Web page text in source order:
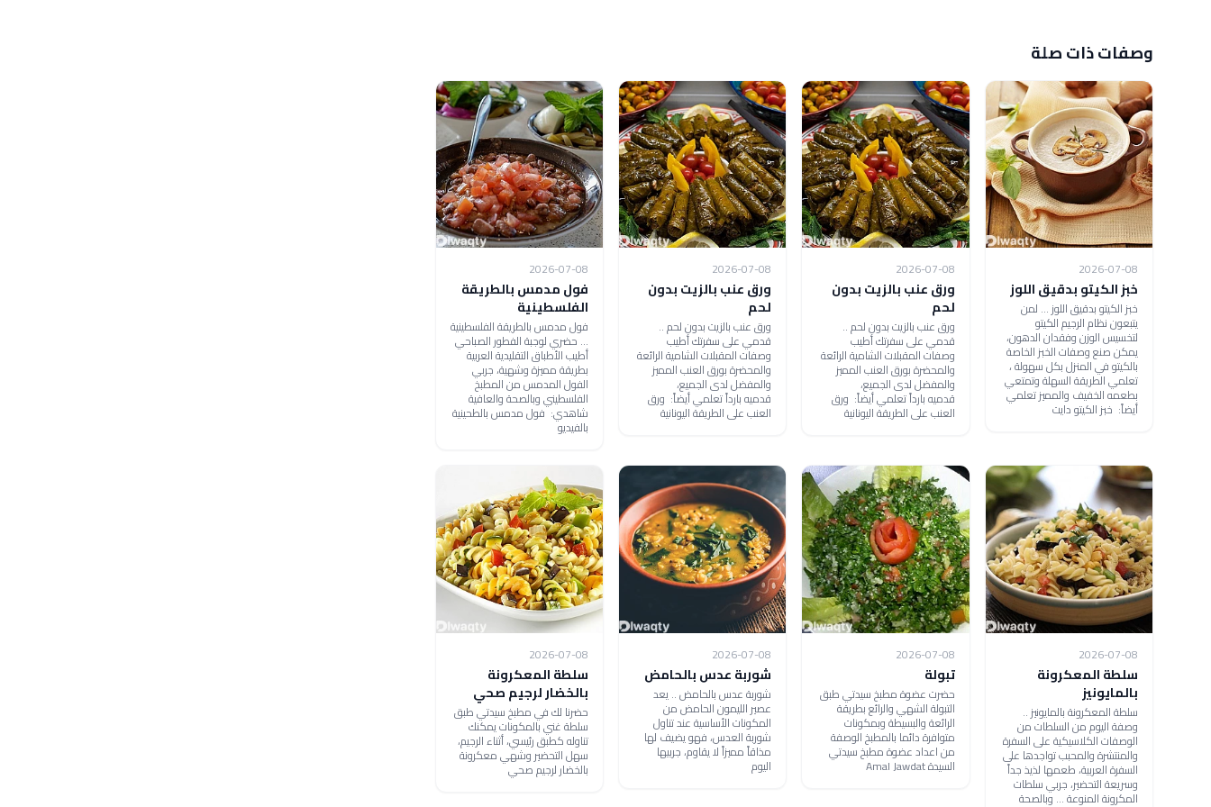
وصفات ذات صلة
2026-07-08
خبز الكيتو بدقيق اللوز
خبز الكيتو بدقيق اللوز ... لمن
يتبعون نظام الرجيم الكيتو
لتخسيس الوزن وفقدان الدهون،
يمكن صنع وصفات الخبز الخاصة
بالكيتو في المنزل بكل سهولة ،
تعلمي الطريقة السهلة وتمتعي
بطعمه الخفيف والمميز تعلمي
أيضاً: خبز الكيتو دايت
2026-07-08
ورق عنب بالزيت بدون
لحم
ورق عنب بالزيت بدون لحم ..
قدمي على سفرتك أطيب
وصفات المقبلات الشامية الرائعة
والمحضرة بورق العنب المميز
والمفضل لدى الجميع،
قدميه بارداً تعلمي أيضاً: ورق
العنب على الطريقة اليونانية
2026-07-08
ورق عنب بالزيت بدون
لحم
ورق عنب بالزيت بدون لحم ..
قدمي على سفرتك أطيب
وصفات المقبلات الشامية الرائعة
والمحضرة بورق العنب المميز
والمفضل لدى الجميع،
قدميه بارداً تعلمي أيضاً: ورق
العنب على الطريقة اليونانية
2026-07-08
فول مدمس بالطريقة
الفلسطينية
فول مدمس بالطريقة الفلسطينية
... حضري لوجبة الفطور الصباحي
أطيب الأطباق التقليدية العربية
بطريقة مميزة وشهية، جربي
الفول المدمس من المطبخ
الفلسطيني وبالصحة والعافية
شاهدي: فول مدمس بالطحينية
بالفيديو
2026-07-08
سلطة المعكرونة
بالمايونيز
سلطة المعكرونة بالمايونيز ..
وصفة اليوم من السلطات من
الوصفات الكلاسيكية على السفرة
والمنتشرة والمحبب تواجدها على
السفرة العربية، طعمها لذيذ جداً
وسريعة التحضير، جربي سلطات
المكرونة المنوعة ... وبالصحة
2026-07-08
تبولة
حضرت عضوة مطبخ سيدتي طبق
التبولة الشهي والرائع بطريقة
الرائعة والبسيطة وبمكونات
متوافرة دائما بالمطبخ الوصفة
من اعداد عضوة مطبخ سيدتي
السيدة Amal Jawdat
2026-07-08
شوربة عدس بالحامض
شوربة عدس بالحامض .. يعد
عصير الليمون الحامض من
المكونات الأساسية عند تناول
شوربة العدس، فهو يضيف لها
مذاقاً مميزاً لا يقاوم، جربيها
اليوم
2026-07-08
سلطة المعكرونة
بالخضار لرجيم صحي
حضرنا لك في مطبخ سيدتي طبق
سلطة غني بالمكونات يمكنك
تناوله كطبق رئيسي، أثناء الرجيم،
سهل التحضير وشهي معكرونة
بالخضار لرجيم صحي